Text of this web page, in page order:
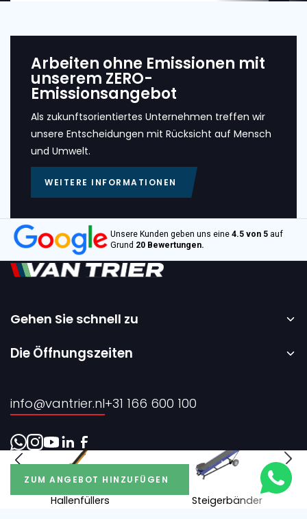
ZUM ANGEBOT HINZUFÜGEN
Arbeiten ohne Emissionen mit
unserem ZERO-
Emissionsangebot
Als zukunftsorientiertes Unternehmen treffen wir
unsere Entscheidungen mit Rücksicht auf Mensch
und Umwelt.
WEITERE INFORMATIONEN
Unsere Kunden geben uns eine 4.5 von 5 auf
Grund 20 Bewertungen.
Gehen Sie schnell zu
Startseite
Verkauf
Über uns
Kontakt
Die Öffnungszeiten
info@vantrier.nl+31 166 600 100
Hallenfüllers Steigerbänder